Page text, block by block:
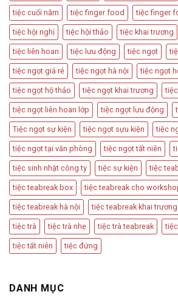
Tiệc
Hấp
Dẫn
Các
Sự
Kiện
Quan
Trọng
tiệc cuối năm tiệc finger food tiệc finger
tiệc hội nghị tiệc hội thảo tiệc khai trương
tiệc liên hoan tiệc lưu động tiệc ngọt
tiệc ngọt giá rẻ tiệc ngọt hà nội tiệc ngọt
tiệc ngọt hộ thảo tiệc ngọt khai trương
tiệc ngọt liên hoan lớp tiệc ngọt lưu động
Tiệc ngọt sự kiện tiệc ngọt sựu kiện tiệc
tiệc ngọt tại văn phòng tiệc ngọt tất niên
tiệc sinh nhật công ty tiệc sự kiện tiệc
tiệc teabreak box tiệc teabreak cho
tiệc teabreak hà nội tiệc teabreak khai trương
tiệc trà tiệc trà nhẹ tiệc trà teabreak
tiệc tất niên tiệc đứng
DANH MỤC